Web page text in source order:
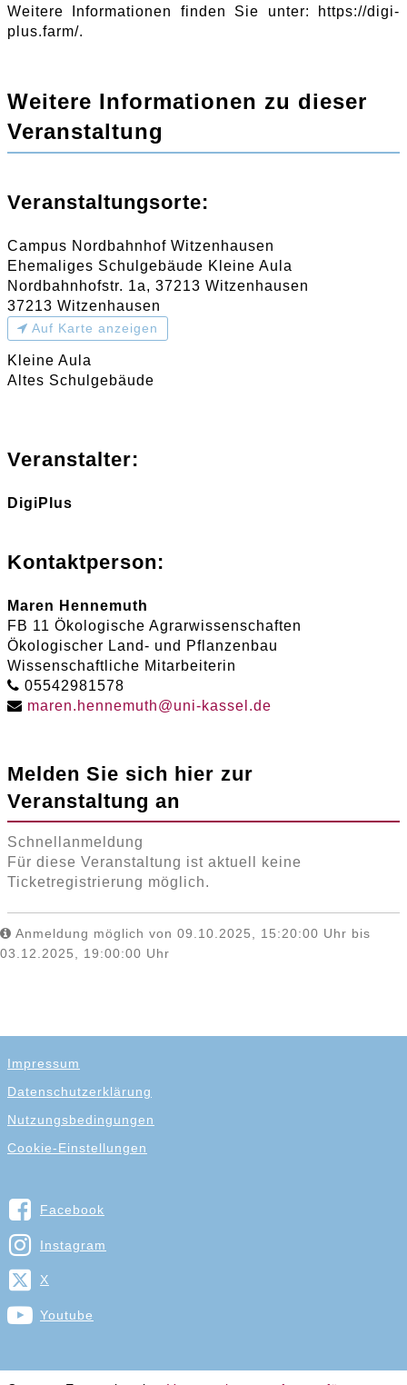
Weitere Informationen finden Sie unter: https://digi-
plus.farm/.
Weitere Informationen zu dieser
Veranstaltung
Veranstaltungsorte:
Campus Nordbahnhof Witzenhausen
Ehemaliges Schulgebäude Kleine Aula
Nordbahnhofstr. 1a, 37213 Witzenhausen
37213 Witzenhausen
Auf Karte anzeigen
Kleine Aula
Altes Schulgebäude
Veranstalter:
DigiPlus
Kontaktperson:
Maren Hennemuth
FB 11 Ökologische Agrarwissenschaften
Ökologischer Land- und Pflanzenbau
Wissenschaftliche Mitarbeiterin
05542981578
maren. hennemuth@uni-kassel .de
Melden Sie sich hier zur
Veranstaltung an
Schnellanmeldung
Für diese Veranstaltung ist aktuell keine
Ticketregistrierung möglich.
Anmeldung möglich von 09.10.2025, 15:20:00 Uhr bis
03.12.2025, 19:00:00 Uhr
Impressum
Datenschutzerklärung
Nutzungsbedingungen
Cookie-Einstellungen
Facebook
Instagram
X
Youtube